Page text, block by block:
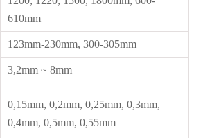
610mm
123mm-230mm, 300-305mm
3,2mm ~ 8mm
0,15mm, 0,2mm, 0,25mm, 0,3mm,
0,4mm, 0,5mm, 0,55mm